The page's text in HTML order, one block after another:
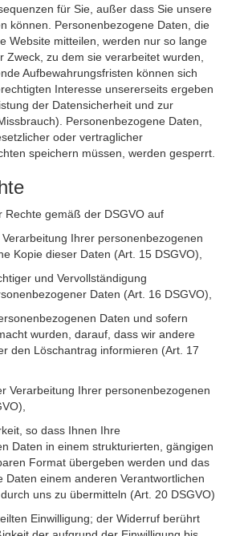
für Sie, außer dass Sie unsere
können. Personenbezogene Daten, die
Website mitteilen, werden nur so lange
Zweck, zu dem sie verarbeitet wurden,
Aufbewahrungsfristen können sich
Interesse unsererseits ergeben
der Datensicherheit und zur
Personenbezogene Daten,
oder vertraglicher
speichern müssen, werden gesperrt.
Rechte gemäß der DSGVO auf
Verarbeitung Ihrer personenbezogenen
Kopie dieser Daten (Art. 15 DSGVO),
und Vervollständigung
Daten (Art. 16 DSGVO),
Daten und sofern
wurden, darauf, dass wir andere
den Löschantrag informieren (Art. 17
Verarbeitung Ihrer personenbezogenen
so dass Ihnen Ihre
Daten in einem strukturierten, gängigen
Format übergeben werden und das
Daten einem anderen Verantwortlichen
uns zu übermitteln (Art. 20 DSGVO)
Einwilligung; der Widerruf berührt